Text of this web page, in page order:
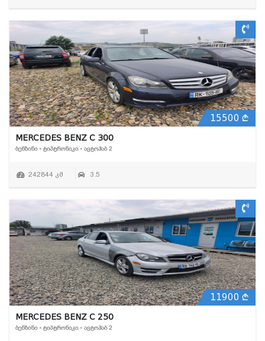
15500
MERCEDES BENZ C 300
ᲑᲔᲜᲖᲘᲜᲘ • ᲢᲘᲞᲢᲠᲝᲜᲘᲙᲘ • ᲐᲕᲢᲝᲰᲐᲑ 2
242844 კმ 3.5
11900
MERCEDES BENZ C 250
ᲑᲔᲜᲖᲘᲜᲘ • ᲢᲘᲞᲢᲠᲝᲜᲘᲙᲘ • ᲐᲕᲢᲝᲰᲐᲑ 2